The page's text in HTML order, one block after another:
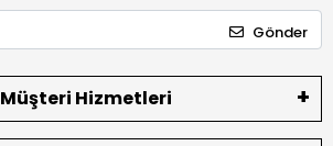
Gönder
Müşteri Hizmetleri